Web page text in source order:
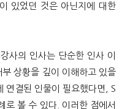
있었던 것은 아닌지에 대한
사의 인사는 단순한 인사 이
상황을 깊이 이해하고 있을
연결된 인물이 필요했다면, S
로 볼 수 있다. 이러한 점에서